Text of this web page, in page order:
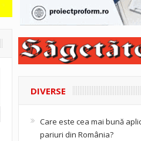
DIVERSE
Care este cea mai bună
pariuri din România?